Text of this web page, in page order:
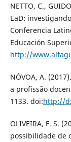
NETTO, C.,
EaD:
Conferencia
Educación
http://
NÓVOA, A.
a profissão
1133. doi:http://
OLIVEIRA, F. S.
possibilidade de